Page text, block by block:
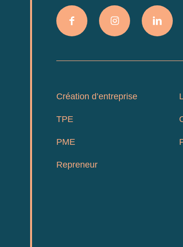
Création d’entreprise
TPE
PME
Repreneur